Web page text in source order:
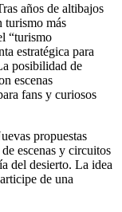
años de altibajos
turismo más
“turismo
estratégica para
posibilidad de
escenas
fans y curiosos
propuestas
escenas y circuitos
del desierto. La idea
de una